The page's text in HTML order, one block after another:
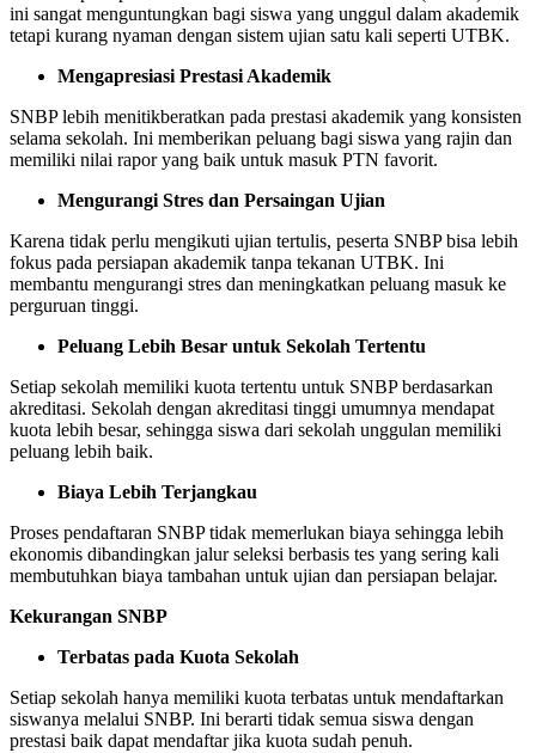
ini sangat menguntungkan bagi siswa yang unggul dalam akademik
tetapi kurang nyaman dengan sistem ujian satu kali seperti UTBK.
Mengapresiasi Prestasi Akademik
SNBP lebih menitikberatkan pada prestasi akademik yang konsisten
selama sekolah. Ini memberikan peluang bagi siswa yang rajin dan
memiliki nilai rapor yang baik untuk masuk PTN favorit.
Mengurangi Stres dan Persaingan Ujian
Karena tidak perlu mengikuti ujian tertulis, peserta SNBP bisa lebih
fokus pada persiapan akademik tanpa tekanan UTBK. Ini
membantu mengurangi stres dan meningkatkan peluang masuk ke
perguruan tinggi.
Peluang Lebih Besar untuk Sekolah Tertentu
Setiap sekolah memiliki kuota tertentu untuk SNBP berdasarkan
akreditasi. Sekolah dengan akreditasi tinggi umumnya mendapat
kuota lebih besar, sehingga siswa dari sekolah unggulan memiliki
peluang lebih baik.
Biaya Lebih Terjangkau
Proses pendaftaran SNBP tidak memerlukan biaya sehingga lebih
ekonomis dibandingkan jalur seleksi berbasis tes yang sering kali
membutuhkan biaya tambahan untuk ujian dan persiapan belajar.
Kekurangan SNBP
Terbatas pada Kuota Sekolah
Setiap sekolah hanya memiliki kuota terbatas untuk mendaftarkan
siswanya melalui SNBP. Ini berarti tidak semua siswa dengan
prestasi baik dapat mendaftar jika kuota sudah penuh.